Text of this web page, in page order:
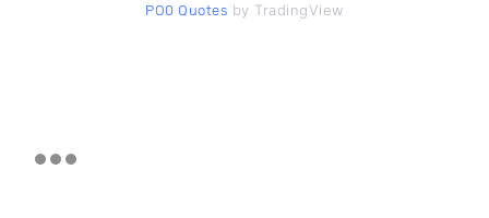
PO0 Quotes by TradingView